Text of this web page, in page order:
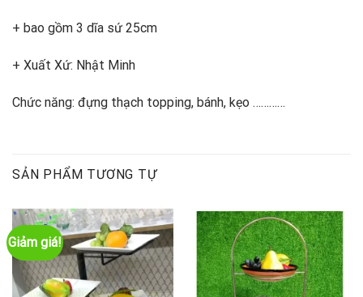
+ bao gồm 3 dĩa sứ 25cm
+ Xuất Xứ: Nhật Minh
Chức năng: đựng thạch topping, bánh, kẹo …………
SẢN PHẨM TƯƠNG TỰ
Giảm giá!